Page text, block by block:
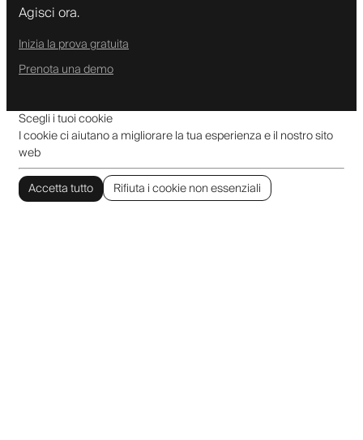
Agisci ora.
Inizia la prova gratuita
Prenota una demo
Scegli i tuoi cookie
I cookie ci aiutano a migliorare la tua esperienza e il nostro sito
web
Accetta tutto
Rifiuta i cookie non essenziali